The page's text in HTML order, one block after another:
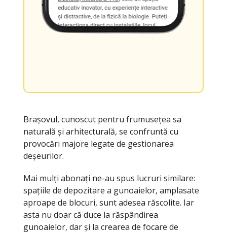
Brașovul, cunoscut pentru frumusețea sa
naturală și arhitecturală, se confruntă cu
provocări majore legate de gestionarea
deșeurilor.
Mai mulți abonați ne-au spus lucruri similare:
spațiile de depozitare a gunoaielor, amplasate
aproape de blocuri, sunt adesea răscolite. Iar
asta nu doar că duce la răspândirea
gunoaielor, dar și la crearea de focare de